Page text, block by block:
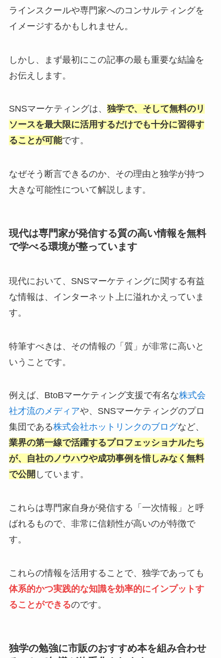
ラインスクールや専門家へのコンサルティングを
イメージするかもしれません。
しかし、まず最初にこの記事の最も重要な結論を
お伝えします。
SNSマーケティングは、 独学で、そして無料のリ
ソースを最大限に活用するだけでも十分に習得す
ることが可能です。
なぜそう断言できるのか、その理由と独学が持つ
大きな可能性について解説します。
現代は専門家が発信する質の高い情報を無料
で学べる環境が整っています
現代において、SNSマーケティングに関する有益
な情報は、インターネット上に溢れかえっていま
す。
特筆すべきは、その情報の「質」が非常に高いと
いうことです。
例えば、BtoBマーケティング支援で有名な株式会
社才流のメディアや、SNSマーケティングのプロ
集団である株式会社ホットリンクのブログなど、
業界の第一線で活躍するプロフェッショナルたち
が、自社のノウハウや成功事例を惜しみなく無料
で公開 しています。
これらは専門家自身が発信する「一次情報」と呼
ばれるもので、非常に信頼性が高いのが特徴で
す。
これらの情報を活用することで、独学であっても
体系的かつ実践的な知識を効率的にインプットす
ることができるのです。
独学の勉強に市販のおすすめ本を組み合わせ